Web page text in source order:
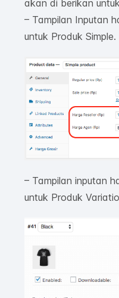
akan di berikan
– Tampilan Inputan
untuk Produk Simple.
– Tampilan inputan
untuk Produk